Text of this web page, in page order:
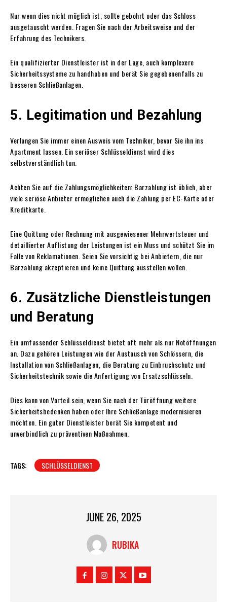
Nur wenn dies nicht möglich ist, sollte gebohrt oder das Schloss
ausgetauscht werden. Fragen Sie nach der Arbeitsweise und der
Erfahrung des Technikers.
Ein qualifizierter Dienstleister ist in der Lage, auch komplexere
Sicherheitssysteme zu handhaben und berät Sie gegebenenfalls zu
besseren Schließanlagen.
5. Legitimation und Bezahlung
Verlangen Sie immer einen Ausweis vom Techniker, bevor Sie ihn ins
Apartment lassen. Ein seriöser Schlüsseldienst wird dies
selbstverständlich tun.
Achten Sie auf die Zahlungsmöglichkeiten: Barzahlung ist üblich, aber
viele seriöse Anbieter ermöglichen auch die Zahlung per EC-Karte oder
Kreditkarte.
Eine Quittung oder Rechnung mit ausgewiesener Mehrwertsteuer und
detaillierter Auflistung der Leistungen ist ein Muss und schützt Sie im
Falle von Reklamationen. Seien Sie vorsichtig bei Anbietern, die nur
Barzahlung akzeptieren und keine Quittung ausstellen wollen.
6. Zusätzliche Dienstleistungen
und Beratung
Ein umfassender Schlüsseldienst bietet oft mehr als nur Notöffnungen
an. Dazu gehören Leistungen wie der Austausch von Schlössern, die
Installation von Schließanlagen, die Beratung zu Einbruchschutz und
Sicherheitstechnik sowie die Anfertigung von Ersatzschlüsseln.
Dies kann von Vorteil sein, wenn Sie nach der Türöffnung weitere
Sicherheitsbedenken haben oder Ihre Schließanlage modernisieren
möchten. Ein guter Dienstleister berät Sie kompetent und
unverbindlich zu präventiven Maßnahmen.
TAGS: SCHLÜSSELDIENST
JUNE 26, 2025
RUBIKA